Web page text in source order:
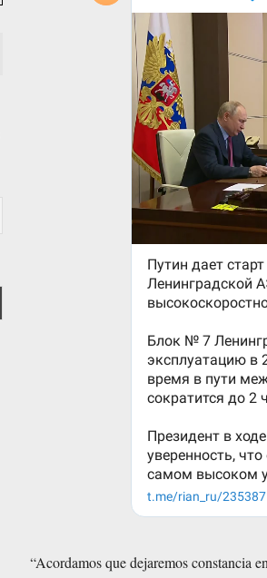
“Acordamos que dejaremos constancia